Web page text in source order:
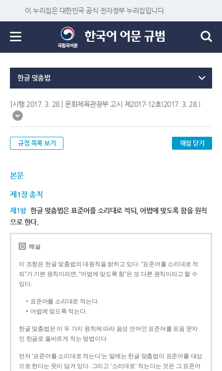
이 누리집은 대한민국 공식 전자정부 누리집입니다.
한글 맞춤법
[시행 2017. 3. 28.] 문화체육관광부 고시 제2017-12호(2017. 3. 28.)
규정 목록 보기 해설 닫기
본문
제1장 총칙
제1항 한글 맞춤법은 표준어를 소리대로 적되, 어법에 맞도록 함을 원칙
으로 한다.
해설
이 조항은 한글 맞춤법의 대원칙을 밝히고 있다. “표준어를 소리대로 적
되”가 기본 원칙이라면, “어법에 맞도록 함”은 또 다른 원칙이라고 할 수
있다.
표준어를 소리대로 적는다.
어법에 맞도록 적는다.
한글 맞춤법은 이 두 가지 원칙에 따라 음성 언어인 표준어를 표음 문자
인 한글로 올바르게 적는 방법이다.
먼저 ‘표준어를 소리대로 적는다’는 말에는 한글 맞춤법이 표준어를 대상
으로 한다는 뜻이 담겨 있다. 그리고 ‘소리대로’ 적는다는 것은 그 표준어